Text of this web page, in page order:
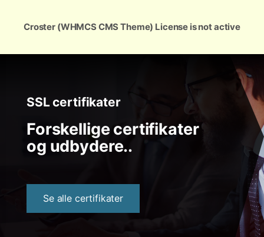
SSL certifikater
Forskellige certifikater
og udbydere..
Se alle certifikater
Croster (WHMCS CMS Theme) License is not active